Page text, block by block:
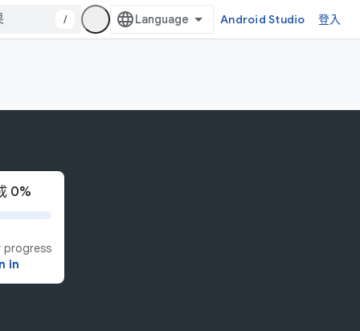
/ Android Studio 登入
0%
progress
in